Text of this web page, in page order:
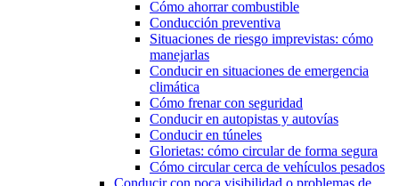
Cómo ahorrar combustible
Conducción preventiva
Situaciones de riesgo imprevistas: cómo
manejarlas
Conducir en situaciones de emergencia
climática
Cómo frenar con seguridad
Conducir en autopistas y autovías
Conducir en túneles
Glorietas: cómo circular de forma segura
Cómo circular cerca de vehículos pesados